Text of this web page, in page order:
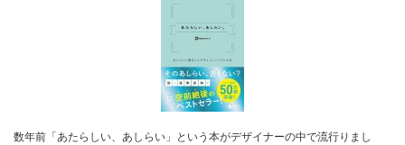
数年前「あたらしい、あしらい」という本がデザイナーの中で流行りまし